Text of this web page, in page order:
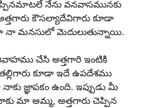
నేను వనవాసమునకు
కౌసల్యాదేవిగారు కూడా
నా మనసులో మెదులుతున్నాయి.
చేసి అత్తగారి ఇంటికి
కూడా ఇదే ఉపదేశము
జ్ఞాపకం ఉంది. ఇప్పుడు మీ
మా అమ్మ, అత్తగారు చెప్పిన